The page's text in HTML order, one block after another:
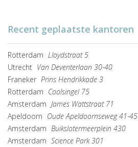
Recent geplaatste kantoren
Rotterdam Lloydstraat 5
Utrecht Van Deventerlaan 30-40
Franeker Prins Hendrikkade 3
Rotterdam Coolsingel 75
Amsterdam James Wattstraat 71
Apeldoorn Oude Apeldoornseweg 41-45
Amsterdam Buikslotermeerplein 430
Amsterdam Science Park 301